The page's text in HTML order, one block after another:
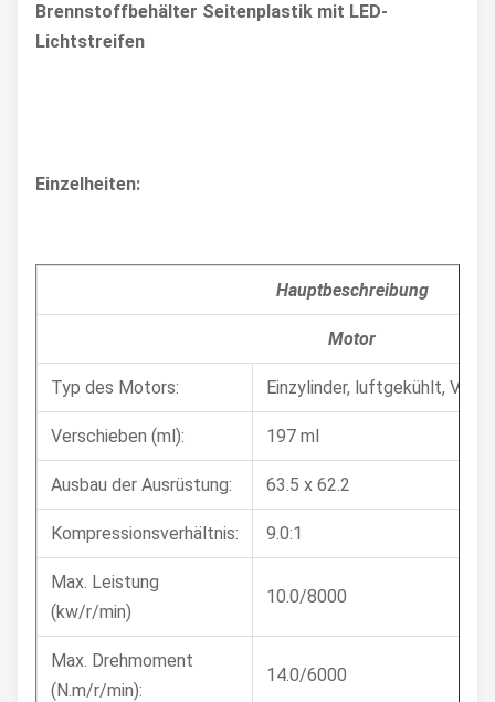
Brennstoffbehälter Seitenplastik mit LED-
Lichtstreifen
Einzelheiten:
Hauptbeschreibung
Motor
Typ des Motors: Einzylinder, luftgekühlt,
Verschieben (ml): 197 ml
Ausbau der Ausrüstung: 63.5 x 62.2
Kompressionsverhältnis: 9.0:1
Max. Leistung
(kw/r/min)
10.0/8000
Max. Drehmoment
(N.m/r/min):
14.0/6000